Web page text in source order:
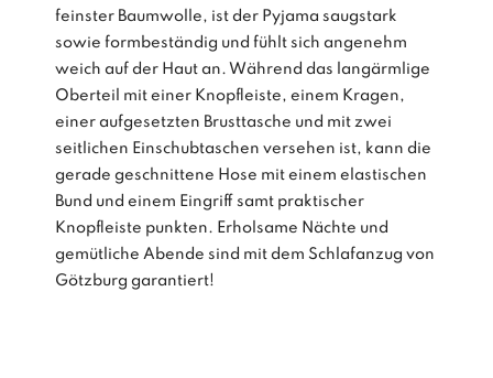
feinster Baumwolle, ist der Pyjama saugstark
sowie formbeständig und fühlt sich angenehm
weich auf der Haut an. Während das langärmlige
Oberteil mit einer Knopfleiste, einem Kragen,
einer aufgesetzten Brusttasche und mit zwei
seitlichen Einschubtaschen versehen ist, kann die
gerade geschnittene Hose mit einem elastischen
Bund und einem Eingriff samt praktischer
Knopfleiste punkten. Erholsame Nächte und
gemütliche Abende sind mit dem Schlafanzug von
Götzburg garantiert!